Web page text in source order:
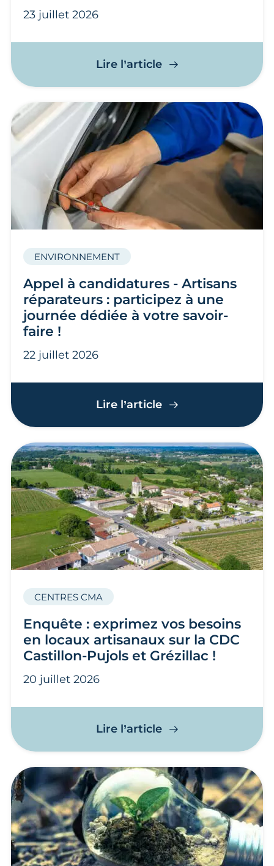
23 juillet 2026
Lire l’articleIncendies Nord
Appel à candidatures - Artisans
réparateurs : participez à une
journée dédiée à votre savoir-
faire !
ENVIRONNEMENT
22 juillet 2026
Lire l’articleAppel à
Enquête : exprimez vos besoins
en locaux artisanaux sur la CDC
Castillon-Pujols et Grézillac !
CENTRES CMA
20 juillet 2026
Lire l’articleEnquête : exprimez